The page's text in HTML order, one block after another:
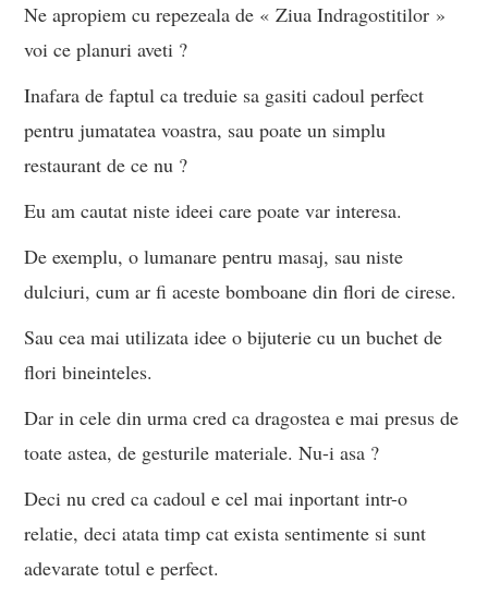
Ne apropiem cu repezeala de « Ziua Indragostitilor »
voi ce planuri aveti ?
Inafara de faptul ca treduie sa gasiti cadoul perfect
pentru jumatatea voastra, sau poate un simplu
restaurant de ce nu ?
Eu am cautat niste ideei care poate var interesa.
De exemplu, o lumanare pentru masaj, sau niste
dulciuri, cum ar fi aceste bomboane din flori de cirese.
Sau cea mai utilizata idee o bijuterie cu un buchet de
flori bineinteles.
Dar in cele din urma cred ca dragostea e mai presus de
toate astea, de gesturile materiale. Nu-i asa ?
Deci nu cred ca cadoul e cel mai inportant intr-o
relatie, deci atata timp cat exista sentimente si sunt
adevarate totul e perfect.